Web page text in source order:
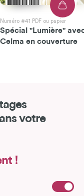
Numéro #41 PDF ou papier
Spécial "Lumière"
Celma en couverture
votre
!